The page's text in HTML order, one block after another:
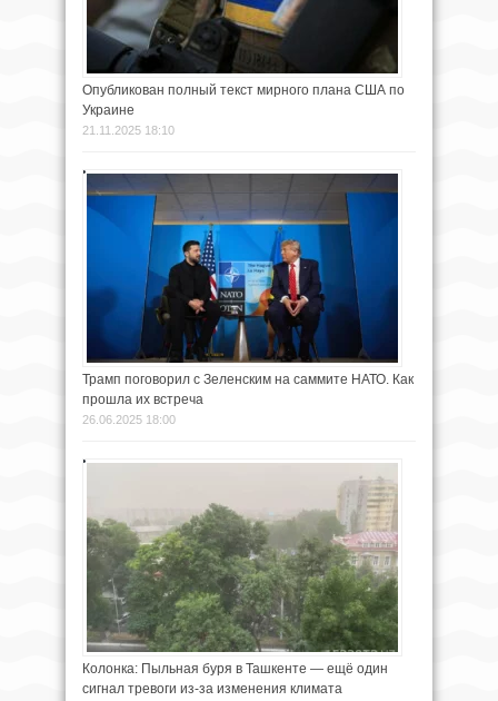
Опубликован полный текст мирного плана США по
Украине
21.11.2025 18:10
Трамп поговорил с Зеленским на саммите НАТО. Как
прошла их встреча
26.06.2025 18:00
Колонка: Пыльная буря в Ташкенте — ещё один
сигнал тревоги из-за изменения климата